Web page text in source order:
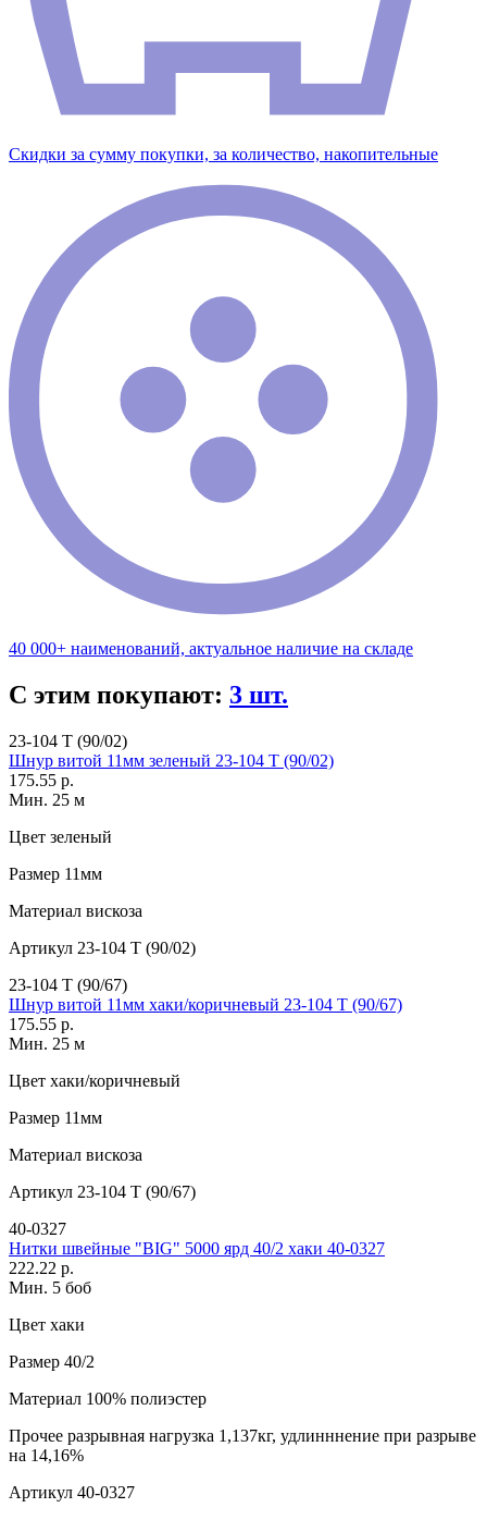
Скидки за сумму покупки, за количество, накопительные
40 000+ наименований, актуальное наличие на складе
С этим покупают: 3 шт.
23-104 T (90/02)
Шнур витой 11мм зеленый 23-104 T (90/02)
175.55 р.
Мин. 25 м
Цвет зеленый
Размер 11мм
Материал вискоза
Артикул 23-104 T (90/02)
23-104 T (90/67)
Шнур витой 11мм хаки/коричневый 23-104 T (90/67)
175.55 р.
Мин. 25 м
Цвет хаки/коричневый
Размер 11мм
Материал вискоза
Артикул 23-104 T (90/67)
40-0327
Нитки швейные "BIG" 5000 ярд 40/2 хаки 40-0327
222.22 р.
Мин. 5 боб
Цвет хаки
Размер 40/2
Материал 100% полиэстер
Прочее разрывная нагрузка 1,137кг, удлинннение при разрыве
на 14,16%
Артикул 40-0327